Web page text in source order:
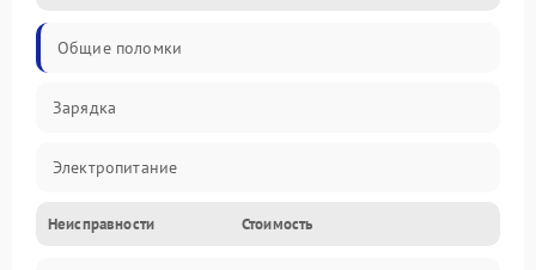
Общие поломки
Зарядка
Электропитание
Экран и изображение
Неисправности Стоимость